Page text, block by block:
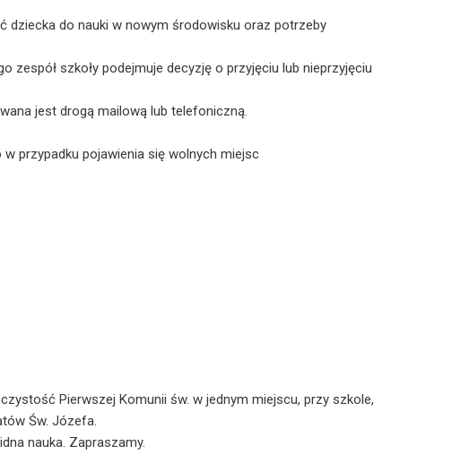
dziecka do nauki w nowym środowisku oraz potrzeby
zespół szkoły podejmuje decyzję o przyjęciu lub nieprzyjęciu
jest drogą mailową lub telefoniczną.
przypadku pojawienia się wolnych miejsc
Pierwszej Komunii św. w jednym miejscu, przy szkole,
Św. Józefa.
nauka. Zapraszamy.